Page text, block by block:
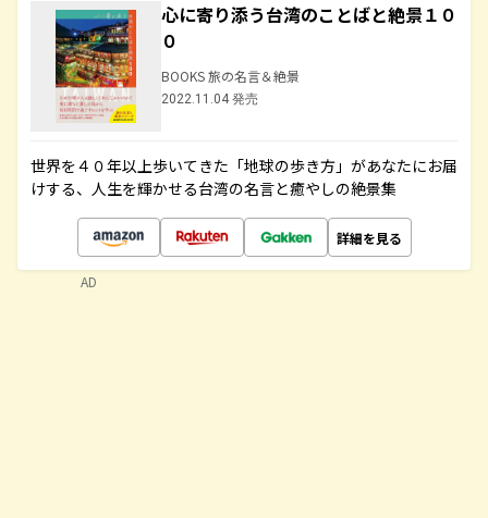
心に寄り添う台湾のことばと絶景１０
０
BOOKS 旅の名言＆絶景
2022.11.04 発売
世界を４０年以上歩いてきた「地球の歩き方」があなたにお届
けする、人生を輝かせる台湾の名言と癒やしの絶景集
詳細を見る
AD